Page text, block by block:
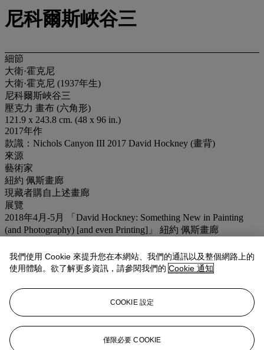
尼科爾斯峽谷三
細節
大衛·霍克尼
大衛·霍克尼 (1937年生)
尼科爾斯峽谷三
壓克力 畫布 (六角形)
121.9 x 243.8 cm. (48 x 96 in.)
2017年作
款識：Nichols Canyon III 2017 David Hockney (畫背)
來源
藝術家
紐約 佩斯畫廊
現藏者購自上述畫廊
展覽
2018年4月-5月 「David Hockney: Something New in Painting
(and Photography) [and even Printing]」 紐約 佩斯畫廊
On occasion, Christie's has a direct financial interest in the outcome
of the sale of certain lots consigned for sale. This will usually be
where it has guaranteed to the Seller that whatever the outcome of
work. This is known as a minimum price guarantee. This is such a
lot.
業務規定
我們使用 Cookie 來提升您在本網站、我們的通訊以及整個網路上的
使用體驗。欲了解更多資訊，請參閱我們的 Cookie 通知
COOKIE 設定
僅限必要 COOKIE